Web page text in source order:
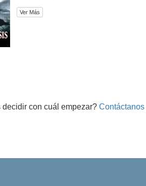
Ver Más
decidir con cuál empezar? Contáctanos